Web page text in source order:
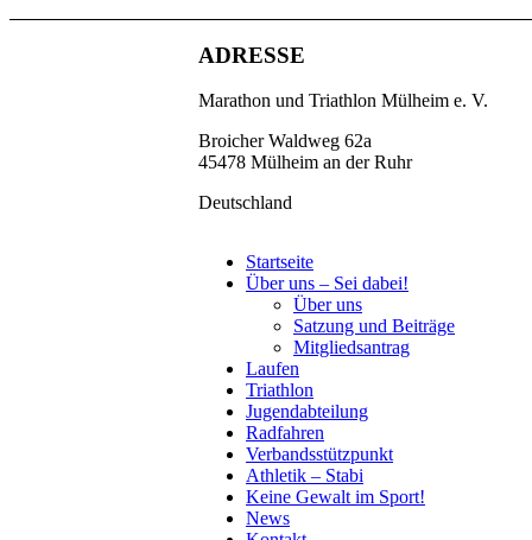
ADRESSE
Marathon und Triathlon Mülheim e. V.
Broicher Waldweg 62a
45478 Mülheim an der Ruhr
Deutschland
Startseite
Über uns – Sei dabei!
Über uns
Satzung und Beiträge
Mitgliedsantrag
Laufen
Triathlon
Jugendabteilung
Radfahren
Verbandsstützpunkt
Athletik – Stabi
Keine Gewalt im Sport!
News